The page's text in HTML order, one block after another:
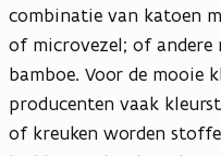
combinatie van katoen
of microvezel; of
bamboe. Voor de mooie
producenten vaak
of kreuken worden